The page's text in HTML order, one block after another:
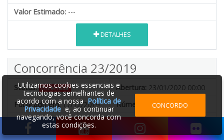
Valor Estimado: ---
DETALHES
Concorrência 23/2019
Status: Encerrada Abertura: 23/01/2020 00:00
Publicado em:17/12/2019
Número do processo:
Entidade:Prefeitura
Utilizamos cookies essenciais e
tecnologias semelhantes de
acordo com a nossaPolítica de
Privacidadee, ao continuar
navegando, você concorda com
estas condições.
CONCORDO